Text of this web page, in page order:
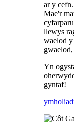
ar y cefn.
Mae'r
llewys
waelod
Yn
gyntaf!
ymholiad